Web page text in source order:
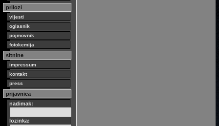
prilozi
vijesti
oglasnik
pojmovnik
fotokemija
sitnine
impressum
kontakt
press
prijavnica
nadimak:
lozinka: